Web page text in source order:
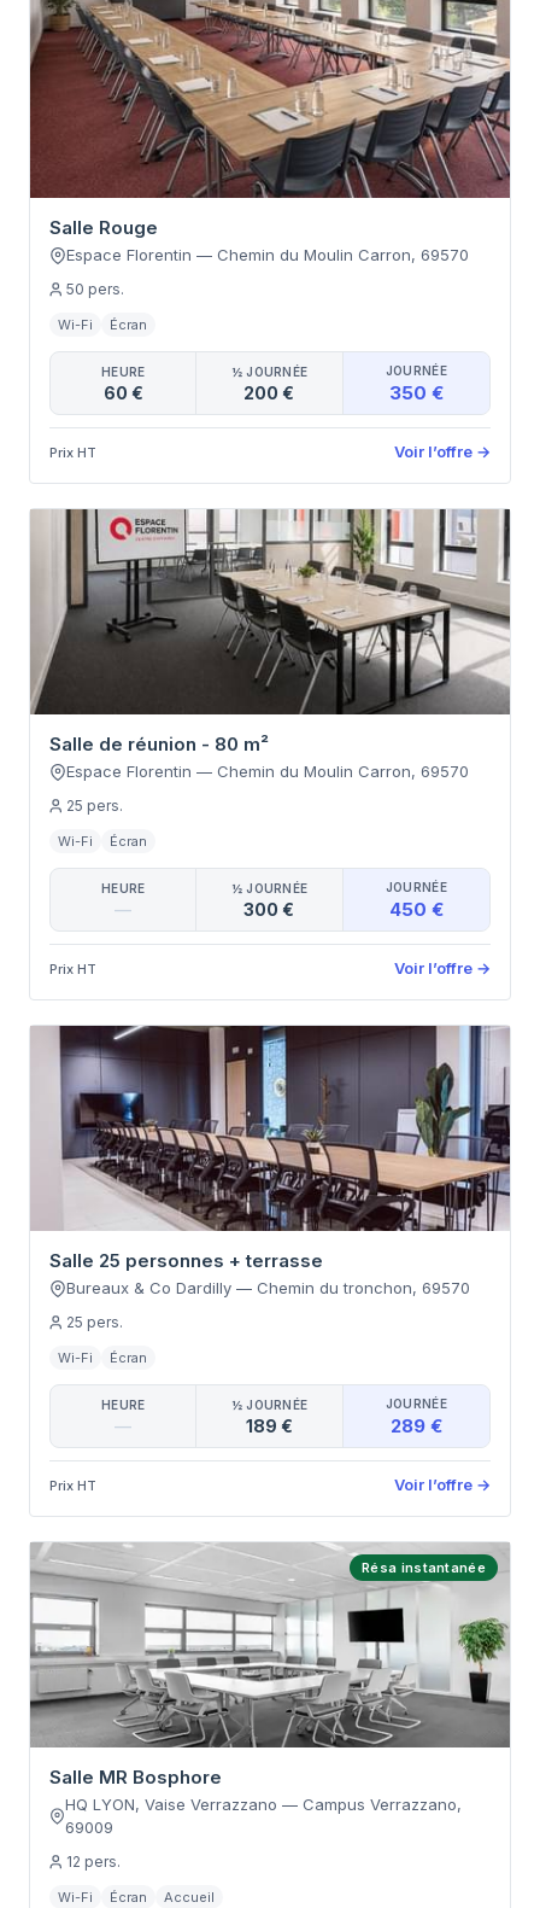
Salle Rouge
Espace Florentin — Chemin du Moulin Carron, 69570
50 pers.
Wi-Fi Écran
HEURE
60 €
½ JOURNÉE
200 €
JOURNÉE
350 €
Prix HT Voir l’offre →
Salle de réunion - 80 m²
Espace Florentin — Chemin du Moulin Carron, 69570
25 pers.
Wi-Fi Écran
HEURE
—
½ JOURNÉE
300 €
JOURNÉE
450 €
Prix HT Voir l’offre →
Salle 25 personnes + terrasse
Bureaux & Co Dardilly — Chemin du tronchon, 69570
25 pers.
Wi-Fi Écran
HEURE
—
½ JOURNÉE
189 €
JOURNÉE
289 €
Prix HT Voir l’offre →
Résa instantanée
Salle MR Bosphore
HQ LYON, Vaise Verrazzano — Campus Verrazzano,
69009
12 pers.
Wi-Fi Écran Accueil